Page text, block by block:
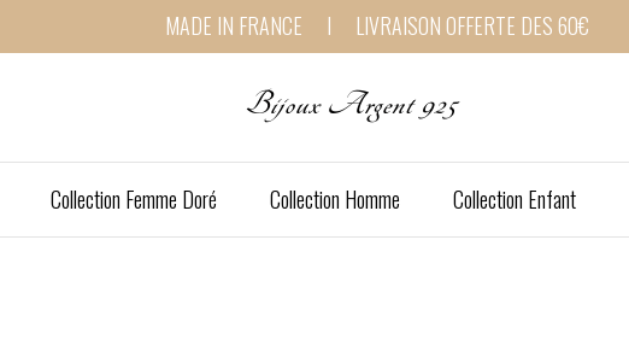
MADE IN FRANCE I LIVRAISON OFFERTE DES 60€
Bijoux Argent 925
Collection Femme Doré Collection Homme Collection Enfant